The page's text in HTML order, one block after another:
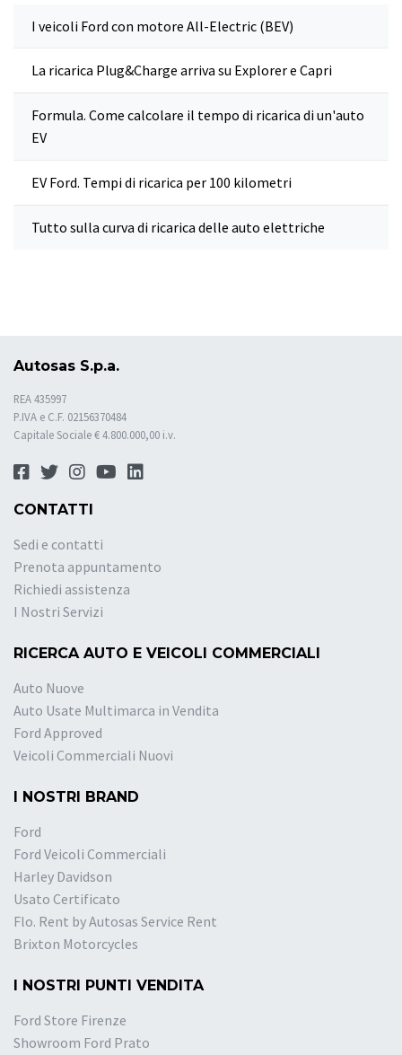
I veicoli Ford con motore All-Electric (BEV)
La ricarica Plug&Charge arriva su Explorer e Capri
Formula. Come calcolare il tempo di ricarica di un'auto
EV
EV Ford. Tempi di ricarica per 100 kilometri
Tutto sulla curva di ricarica delle auto elettriche
Autosas S.p.a.
REA 435997
P.IVA e C.F. 02156370484
Capitale Sociale € 4.800.000,00 i.v.
CONTATTI
Sedi e contatti
Prenota appuntamento
Richiedi assistenza
I Nostri Servizi
RICERCA AUTO E VEICOLI COMMERCIALI
Auto Nuove
Auto Usate Multimarca in Vendita
Ford Approved
Veicoli Commerciali Nuovi
I NOSTRI BRAND
Ford
Ford Veicoli Commerciali
Harley Davidson
Usato Certificato
Flo. Rent by Autosas Service Rent
Brixton Motorcycles
I NOSTRI PUNTI VENDITA
Ford Store Firenze
Showroom Ford Prato